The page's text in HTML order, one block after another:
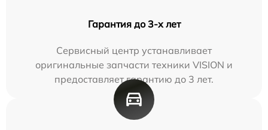
Гарантия до 3-х лет
Сервисный центр устанавливает
оригинальные запчасти техники VISION и
предоставляет гарантию до 3 лет.